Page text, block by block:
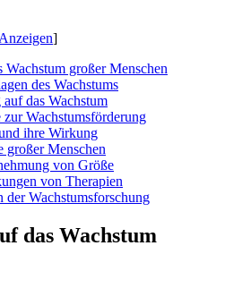
Anzeigen]
großer Menschen
des Wachstums
das Wachstum
Wachstumsförderung
ihre Wirkung
großer Menschen
von Größe
von Therapien
Wachstumsforschung
das Wachstum